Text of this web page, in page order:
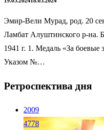
Эмир-Вели Мурад, род. 20
Ламбат Алуштинского р-на.
1941 г. 1. Медаль «За боевые
Указом №…
Ретроспектива дня
2009
4778